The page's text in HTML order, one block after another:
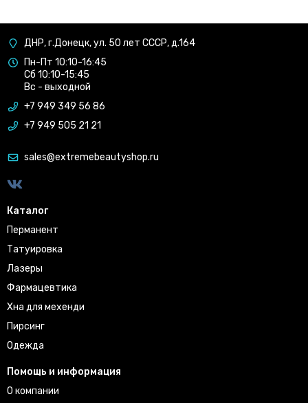
ДНР, г.Донецк, ул. 50 лет СССР, д.164
Пн-Пт 10:10-16:45
Сб 10:10-15:45
Вс - выходной
+7 949 349 56 86
+7 949 505 21 21
sales@extremebeautyshop.ru
Каталог
Перманент
Татуировка
Лазеры
Фармацевтика
Хна для мехенди
Пирсинг
Одежда
Помощь и информация
О компании